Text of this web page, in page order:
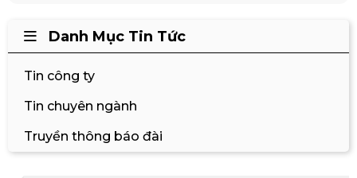
Danh Mục Tin Tức
Tin công ty
Tin chuyên ngành
Truyền thông báo đài